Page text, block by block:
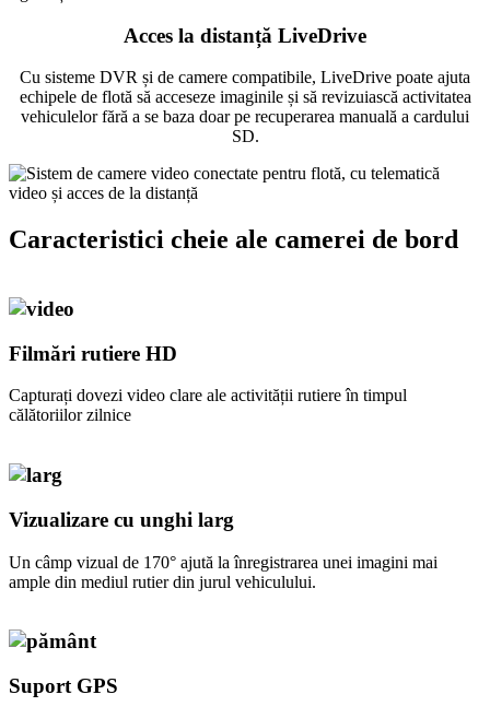
Acces la distanță LiveDrive
Cu sisteme DVR și de camere compatibile, LiveDrive poate ajuta
echipele de flotă să acceseze imaginile și să revizuiască activitatea
vehiculelor fără a se baza doar pe recuperarea manuală a cardului
SD.
Caracteristici cheie ale camerei de bord
Filmări rutiere HD
Capturați dovezi video clare ale activității rutiere în timpul
călătoriilor zilnice
Vizualizare cu unghi larg
Un câmp vizual de 170° ajută la înregistrarea unei imagini mai
ample din mediul rutier din jurul vehiculului.
Suport GPS